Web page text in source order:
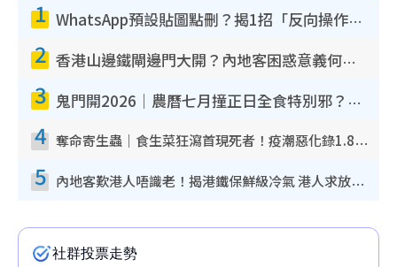
1 WhatsApp預設貼圖點刪？揭1招「反向操作」還原簡潔介面 附3步實測教學
2 香港山邊鐵閘邊門大開？內地客困惑意義何在！網民神回覆：呢種叫法理性防禦
3 鬼門開2026｜農曆七月撞正日全食特別邪？專家警告切忌做一事！揭4大禁忌+2招保平安
4 奪命寄生蟲｜食生菜狂瀉首現死者！疫潮惡化錄1.8萬宗病例 揭洗菜3大謬誤
5 內地客歎港人唔識老！揭港鐵保鮮級冷氣 港人求放過：咪投訴